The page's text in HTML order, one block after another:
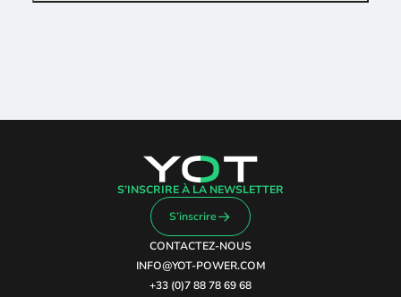
CONTACTEZ-NOUS
INFO@YOT-POWER.COM
+33 (0)7 88 78 69 68
S’INSCRIRE À LA NEWSLETTER
S’inscrire